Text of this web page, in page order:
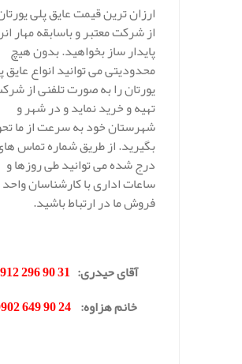
ارزان ترین قیمت عایق پلی
از شرکت معتبر و باسابقه مهار
پایدار ساز بخواهید. بدون هیچ
محدودیتی می توانید انواع عایق
یورتان را به صورت تلفنی از
تهیه و خرید نماید و در شهر و
شهرستان خود به سرعت از ما
بگیرید. از طریق شماره تماس
درج شده می توانید طی روزها و
ساعات اداری با کارشناسان واحد
فروش ما در ارتباط باشید.
آقای حیدری:
31 90 296 0912
خانم هزاوه:
24 90 649 0902